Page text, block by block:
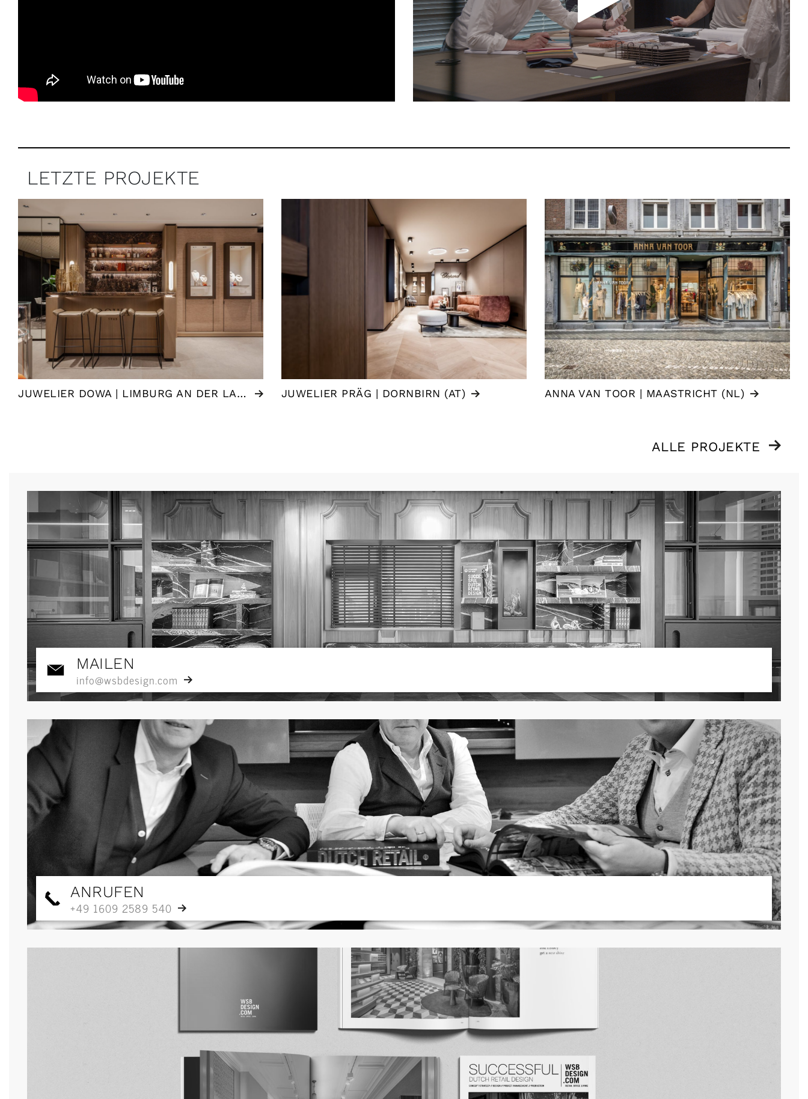
LETZTE PROJEKTE
JUWELIER DOWA | LIMBURG AN DER LAHN (DE) JUWELIER PRÄG | DORNBIRN (AT) ANNA VAN TOOR | MAASTRICHT (NL)
ALLE PROJEKTE
MAILEN
info@wsbdesign.com
ANRUFEN
+49 1609 2589 540